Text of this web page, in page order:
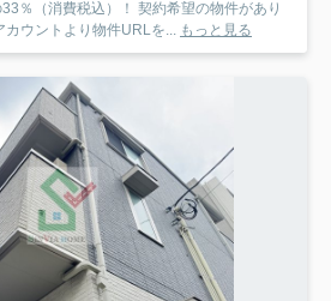
）！ 契約希望の物件があり
ウントより物件URLを...
もっと見る